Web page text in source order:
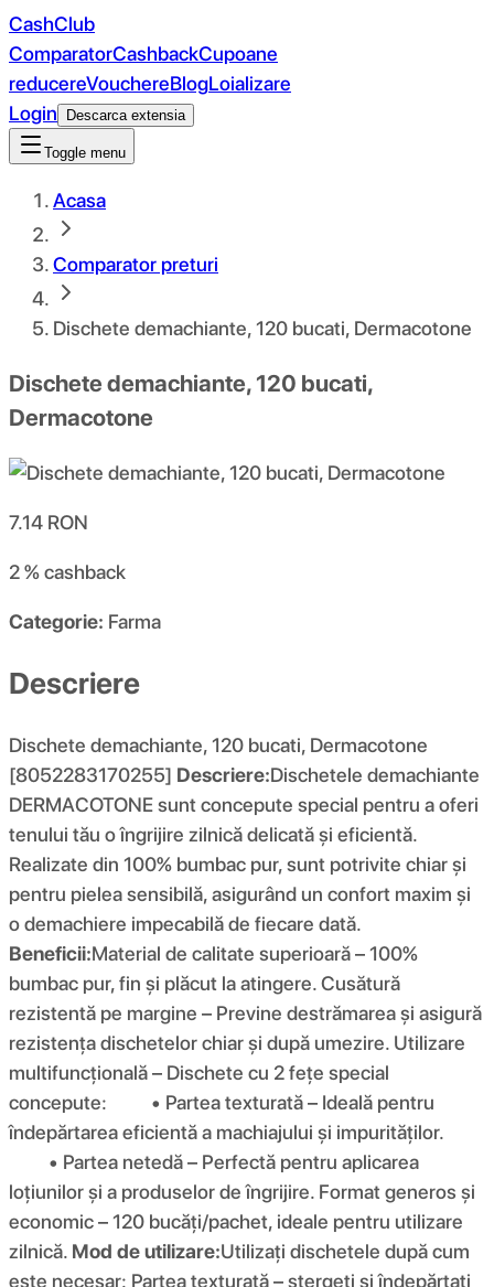
CashClub
ComparatorCashbackCupoane
reducereVouchereBlogLoializare
Login
Descarca extensia
Toggle menu
Acasa
Comparator preturi
Dischete demachiante, 120 bucati, Dermacotone
Dischete demachiante, 120 bucati,
Dermacotone
7.14 RON
2 %cashback
Categorie: Farma
Descriere
Dischete demachiante, 120 bucati, Dermacotone
[8052283170255] Descriere:Dischetele demachiante
DERMACOTONE sunt concepute special pentru a oferi
tenului tău o îngrijire zilnică delicată şi eficientă.
Realizate din 100% bumbac pur, sunt potrivite chiar şi
pentru pielea sensibilă, asigurând un confort maxim şi
o demachiere impecabilă de fiecare dată.
Beneficii:Material de calitate superioară – 100%
bumbac pur, fin şi plăcut la atingere. Cusătură
rezistentă pe margine – Previne destrămarea şi asigură
rezistenţa dischetelor chiar şi după umezire. Utilizare
multifuncţională – Dischete cu 2 feţe special
concepute: • Partea texturată – Ideală pentru
îndepărtarea eficientă a machiajului şi impurităţilor.
• Partea netedă – Perfectă pentru aplicarea
loţiunilor şi a produselor de îngrijire. Format generos şi
economic – 120 bucăţi/pachet, ideale pentru utilizare
zilnică. Mod de utilizare:Utilizaţi dischetele după cum
este necesar: Partea texturată – ştergeţi şi îndepărtaţi